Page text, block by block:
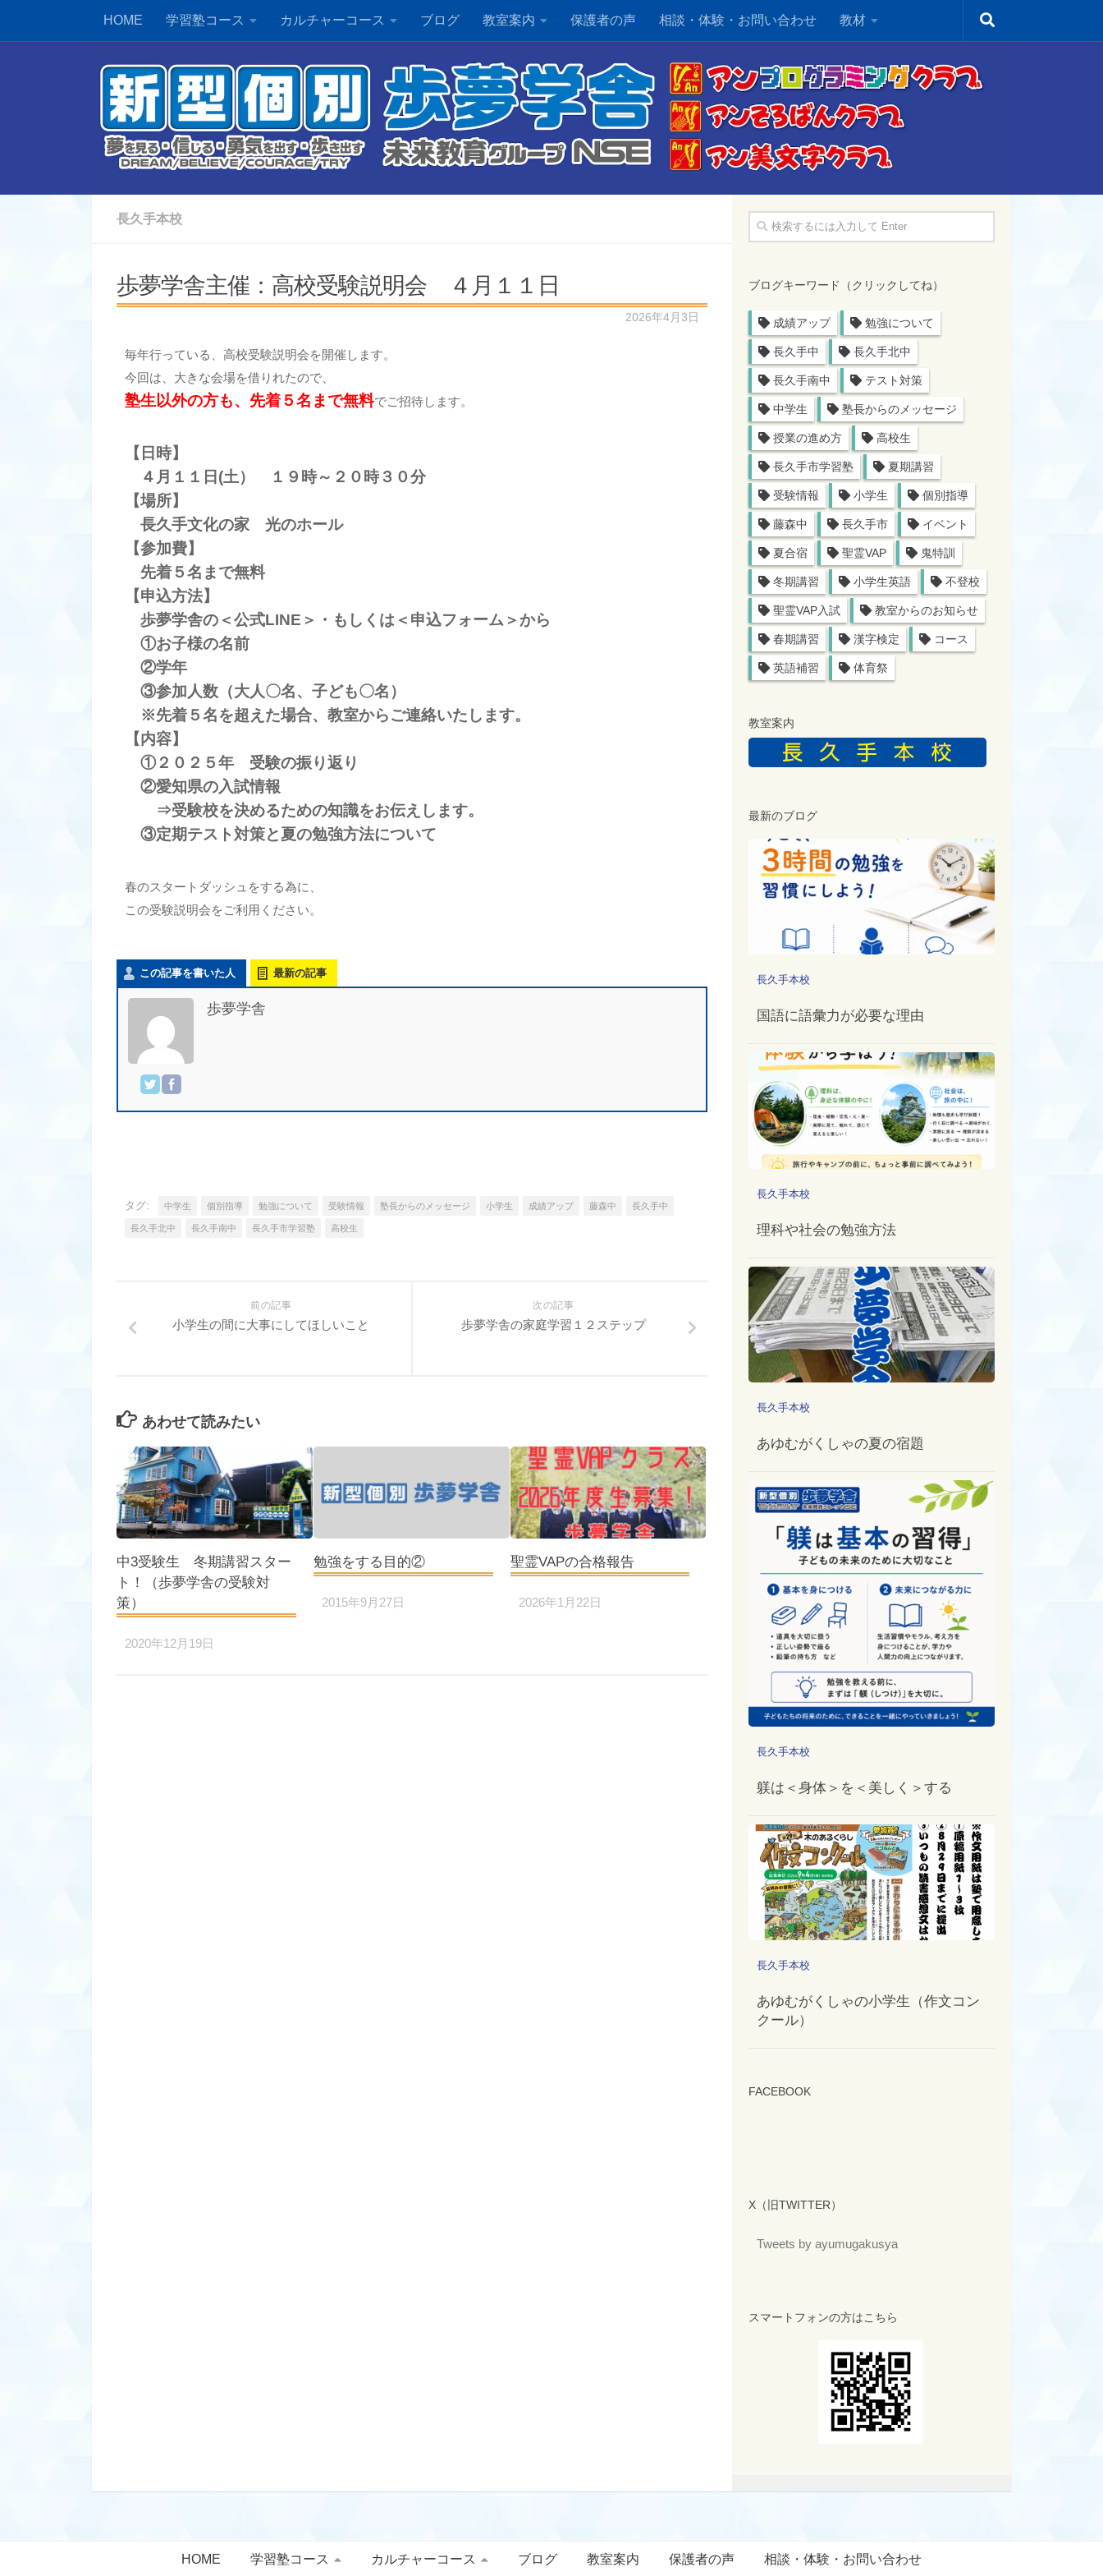
HOME 学習塾コース カルチャーコース ブログ 教室案内 保護者の声 相談・体験・お問い合わせ 教材
長久手本校
歩夢学舎主催：高校受験説明会 ４月１１日
2026年4月3日
毎年行っている、高校受験説明会を開催します。
今回は、大きな会場を借りれたので、
塾生以外の方も、先着５名まで無料でご招待します。
【日時】
４月１１日(土） １９時～２０時３０分
【場所】
長久手文化の家 光のホール
【参加費】
先着５名まで無料
【申込方法】
歩夢学舎の＜公式LINE＞・もしくは＜申込フォーム＞から
①お子様の名前
②学年
③参加人数（大人〇名、子ども〇名）
※先着５名を超えた場合、教室からご連絡いたします。
【内容】
①２０２５年 受験の振り返り
②愛知県の入試情報
⇒受験校を決めるための知識をお伝えします。
③定期テスト対策と夏の勉強方法について
春のスタートダッシュをする為に、
この受験説明会をご利用ください。
この記事を書いた人 最新の記事
歩夢学舎
タグ: 中学生 個別指導 勉強について 受験情報 塾長からのメッセージ 小学生 成績アップ 藤森中 長久手中
長久手北中 長久手南中 長久手市学習塾 高校生
次の記事
歩夢学舎の家庭学習１２ステップ
前の記事
小学生の間に大事にしてほしいこと
あわせて読みたい
中3受験生 冬期講習スター
ト！（歩夢学舎の受験対
策）
2020年12月19日
勉強をする目的②
2015年9月27日
聖霊VAPの合格報告
2026年1月22日
ブログキーワード（クリックしてね）
成績アップ 勉強について
長久手中 長久手北中
長久手南中 テスト対策
中学生 塾長からのメッセージ
授業の進め方 高校生
長久手市学習塾 夏期講習
受験情報 小学生 個別指導
藤森中 長久手市 イベント
夏合宿 聖霊VAP 鬼特訓
冬期講習 小学生英語 不登校
聖霊VAP入試 教室からのお知らせ
春期講習 漢字検定 コース
英語補習 体育祭
教室案内
最新のブログ
長久手本校
国語に語彙力が必要な理由
長久手本校
理科や社会の勉強方法
長久手本校
あゆむがくしゃの夏の宿題
長久手本校
躾は＜身体＞を＜美しく＞する
長久手本校
あゆむがくしゃの小学生（作文コン
クール）
FACEBOOK
X（旧TWITTER）
Tweets by ayumugakusya
スマートフォンの方はこちら
HOME 学習塾コース カルチャーコース ブログ 教室案内 保護者の声 相談・体験・お問い合わせ